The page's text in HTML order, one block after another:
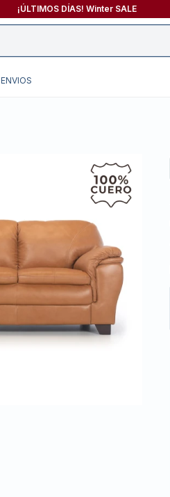
¡ÚLTIMOS DÍAS! Winter SALE
ENVIOS